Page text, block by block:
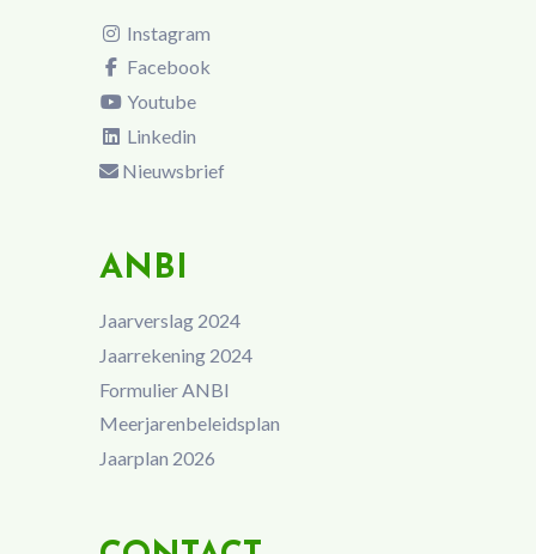
Instagram
Facebook
Youtube
Linkedin
Nieuwsbrief
ANBI
Jaarverslag 2024
Jaarrekening 2024
Formulier ANBI
Meerjarenbeleidsplan
Jaarplan 2026